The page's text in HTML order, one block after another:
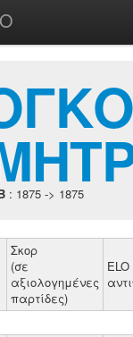
: 1875 -> 1875
Σκορ
(σε
αξιολογημένες
παρτίδες)
ELO